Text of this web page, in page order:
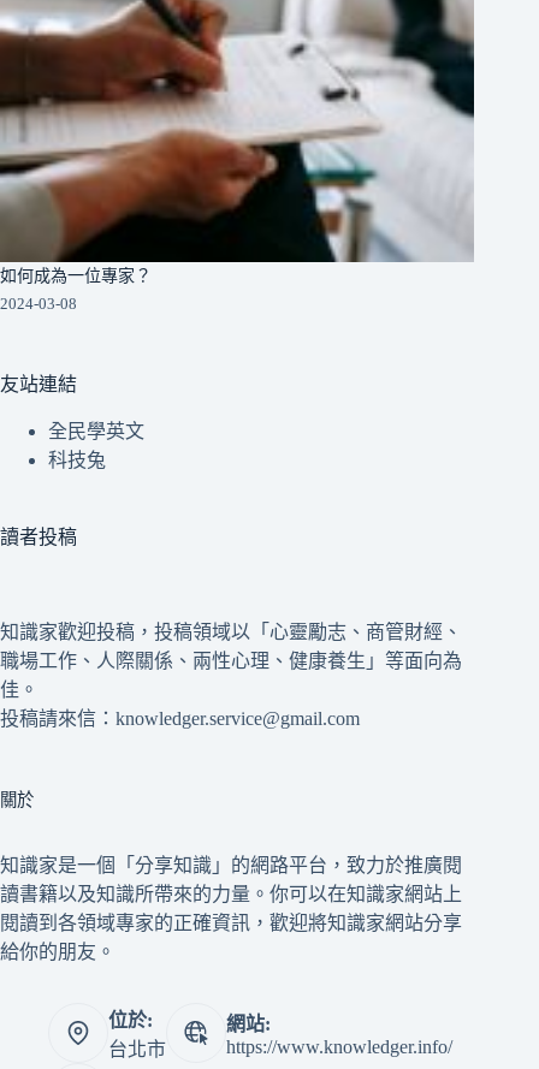
如何成為一位專家？
2024-03-08
友站連結
全民學英文
科技兔
讀者投稿
知識家歡迎投稿，投稿領域以「心靈勵志、商管財經、
職場工作、人際關係、兩性心理、健康養生」等面向為
佳。
投稿請來信：knowledger.service@gmail.com
關於
知識家是一個「分享知識」的網路平台，致力於推廣閱
讀書籍以及知識所帶來的力量。你可以在知識家網站上
閱讀到各領域專家的正確資訊，歡迎將知識家網站分享
給你的朋友。
位於:
台北市
網站:
https://www.knowledger.info/